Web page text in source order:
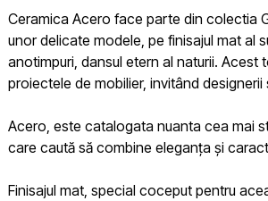
Ceramica Acero face parte din colectia
unor delicate modele, pe finisajul mat al
anotimpuri, dansul etern al naturii. Acest
proiectele de mobilier, invitând
Acero , este catalogata nuanta cea mai
care caută să combine eleganța și
Finisajul mat, special coceput pentru